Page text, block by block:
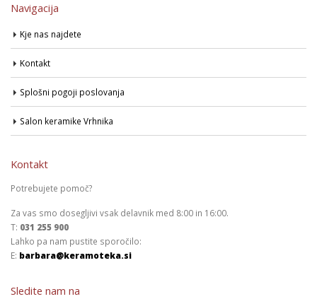
Navigacija
Kje nas najdete
Kontakt
Splošni pogoji poslovanja
Salon keramike Vrhnika
Kontakt
Potrebujete pomoč?
Za vas smo dosegljivi vsak delavnik med 8:00 in 16:00.
T: 031 255 900
Lahko pa nam pustite sporočilo:
E: barbara@keramoteka.si
Sledite nam na